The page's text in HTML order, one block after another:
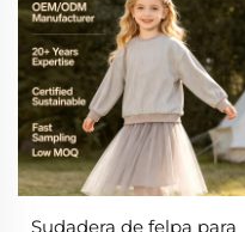
para niños con cordón,
fabricante y proveedor al
por mayor
Sudadera de felpa para